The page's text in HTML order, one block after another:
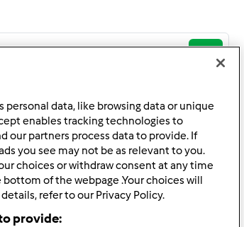
Risultati per pagina:
10
personal data, like browsing data or unique
enables tracking technologies to
our partners process data to provide. If
you see may not be as relevant to you.
choices or withdraw consent at any time
of the webpage .Your choices will
refer to our Privacy Policy.
provide: